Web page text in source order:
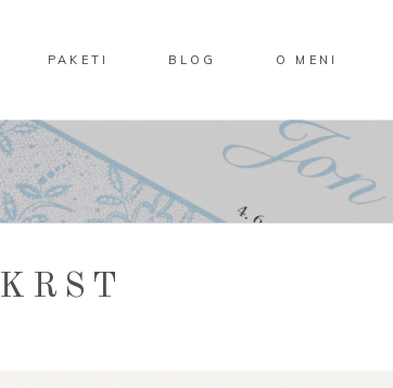
PAKETI BLOG O MENI
KRST